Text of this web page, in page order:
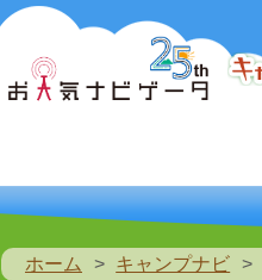
ホーム キャンプナビ